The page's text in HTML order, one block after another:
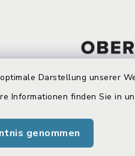
Darstellung unserer
Informationen finden Sie in
genommen